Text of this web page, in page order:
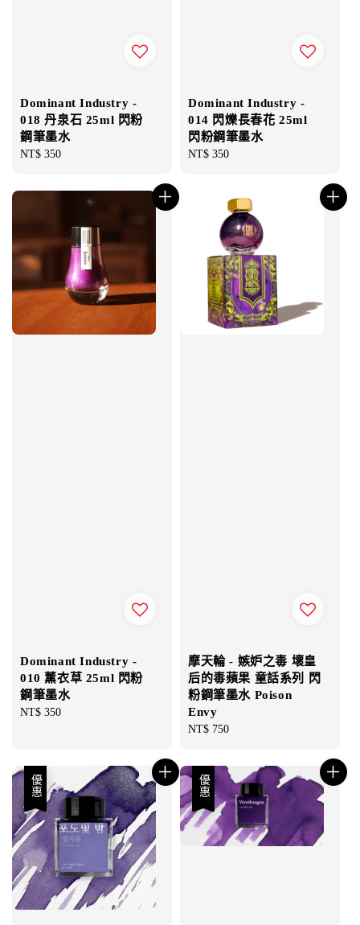
Dominant Industry -
018 丹泉石 25ml 閃粉
鋼筆墨水
Regular
NT$ 350
Dominant Industry -
014 閃爍長春花 25ml
閃粉鋼筆墨水
Regular
NT$ 350
Dominant Industry -
010 薰衣草 25ml 閃粉
鋼筆墨水
Regular
NT$ 350
摩天輪 - 嫉妒之毒 壞皇
后的毒蘋果 童話系列 閃
粉鋼筆墨水 Poison
Envy
Regular
NT$ 750
優惠 優惠